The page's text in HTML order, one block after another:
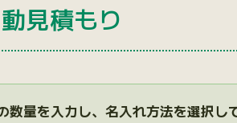
見積もり
数量を入力し、名入れ方法を選択し